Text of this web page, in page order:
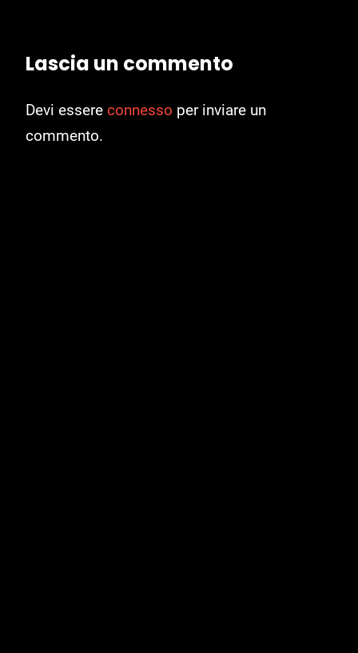
Lascia un commento
Devi essere connesso per inviare un
commento.